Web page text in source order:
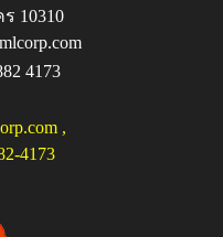
10310
4173
,
4173